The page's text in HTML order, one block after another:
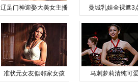
辽足门神迎娶大美女主播 曼城乳娃全裸遮3
准状元女友似邻家女孩 马刺萝莉清纯可